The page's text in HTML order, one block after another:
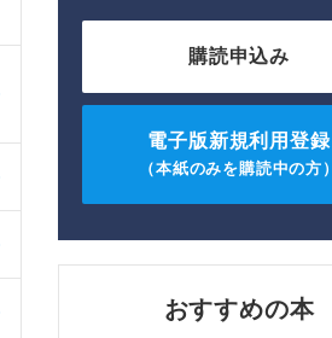
購読申込み
電子版新規利用登録
（本紙のみを購読中の方）
おすすめの本